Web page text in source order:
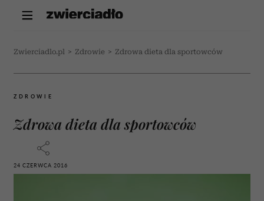
Zwierciadlo.pl > Zdrowie > Zdrowa dieta dla sportowców
ZDROWIE
Zdrowa dieta dla sportowców
24 CZERWCA 2016